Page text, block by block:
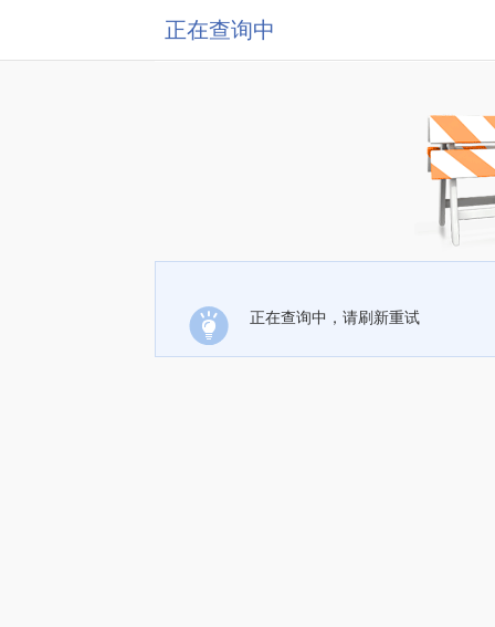
正在查询中
正在查询中，请刷新重试